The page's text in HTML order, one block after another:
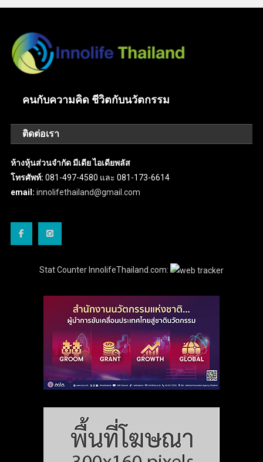
คนกับความคิด ชีวิตกับนวัตกรรม
ติดต่อเรา
ห้างหุ้นส่วนจำกัด มีเดีย ไอเดียพลัส
โทรศัพท์: 081-497-4580 และ 081-173-6614
email: innolifethailand@gmail.com
Stat Counter InnolifeThailand.com: